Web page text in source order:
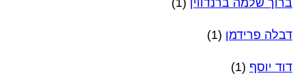
ברוך שלמה ברנדווין (1)
דבלה פרידמן (1)
דוד יוסף (1)